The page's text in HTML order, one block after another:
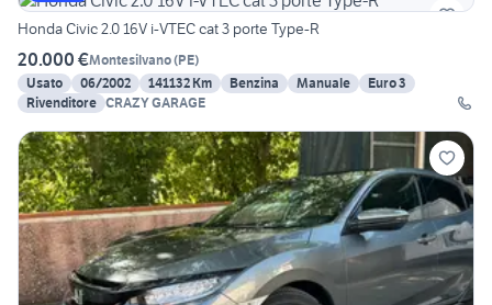
Honda Civic 2.0 16V i-VTEC cat 3 porte Type-R
20.000 €Montesilvano(PE)
Usato
06/2002 141132 Km Benzina Manuale
Euro 3
Rivenditore CRAZY GARAGE